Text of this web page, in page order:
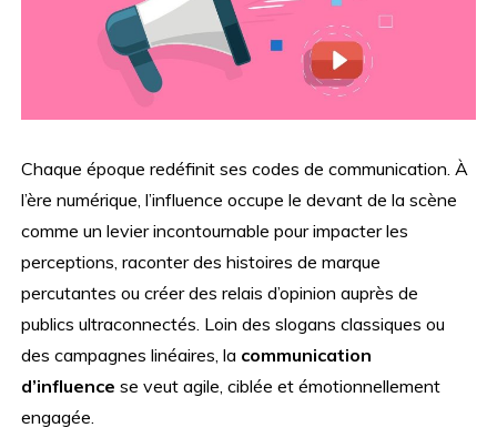
Chaque époque redéfinit ses codes de communication. À
l’ère numérique, l’influence occupe le devant de la scène
comme un levier incontournable pour impacter les
perceptions, raconter des histoires de marque
percutantes ou créer des relais d’opinion auprès de
publics ultraconnectés. Loin des slogans classiques ou
des campagnes linéaires, la communication
d’influence se veut agile, ciblée et émotionnellement
engagée.